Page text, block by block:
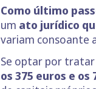
Como último
um ato jurídico
variam consoante
Se optar por tratar
os 375 euros e os